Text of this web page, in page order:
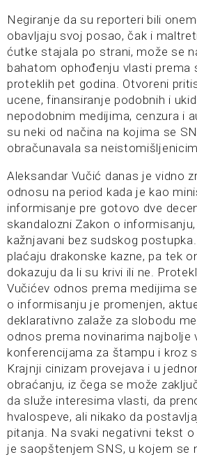
Negiranje da su reporteri bili
obavljaju svoj posao, čak i
ćutke stajala po strani, može se
bahatom ophođenju vlasti prema
proteklih pet godina. Otvoreni
ucene, finansiranje podobnih i
nepodobnim medijima, cenzura i
su neki od načina na kojima se
obračunavala sa
Aleksandar Vučić danas je vidno
odnosu na period kada je kao
informisanje pre gotovo dve
skandalozni Zakon o
kažnjavani bez sudskog
plaćaju drakonske kazne, pa tek
dokazuju da li su krivi ili ne.
Vučićev odnos prema medijima
o informisanju je promenjen,
deklarativno zalaže za slobodu
odnos prema novinarima najbolje
konferencijama za štampu i kroz
Krajnji cinizam provejava i u
obraćanju, iz čega se može
da služe interesima vlasti, da
hvalospeve, ali nikako da
pitanja. Na svaki negativni tekst
je saopštenjem SNS, u kojem se